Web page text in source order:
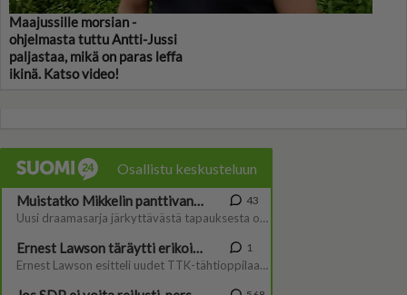
Maajussille morsian -
ohjelmasta tuttu Antti-Jussi
paljastaa, mikä on paras leffa
ikinä. Katso video!